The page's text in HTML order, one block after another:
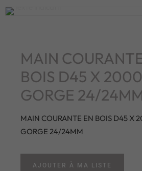
MAIN
BOIS D45 X
GORGE 24/
MAIN COURANTE EN BOIS D45 X
GORGE 24/24MM
AJOUTER À MA LISTE